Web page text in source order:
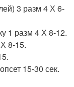
3 разм 4 Х 6-
1 разм 4 Х 8-12.
8-15.
15-30 сек.